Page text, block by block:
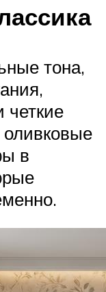
тона,
четкие
в